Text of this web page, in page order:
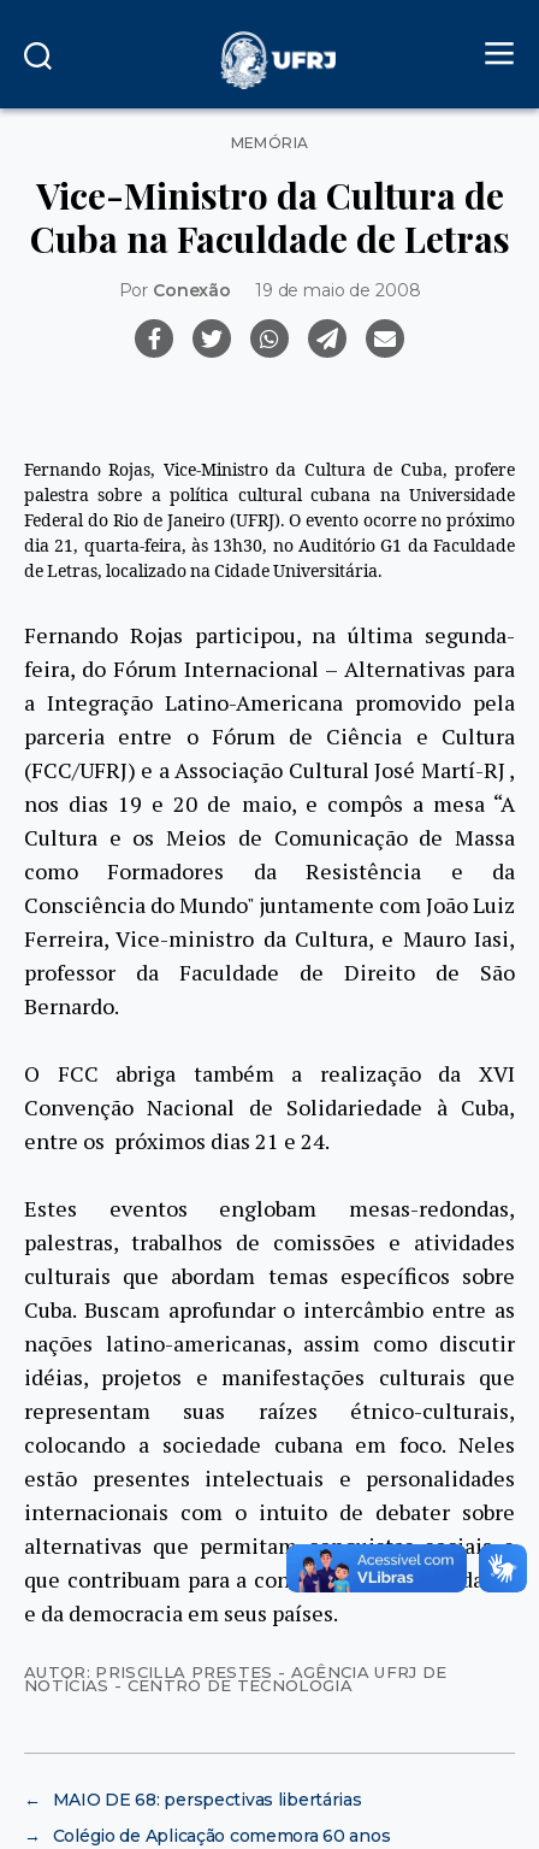
Categorias
MEMÓRIA
Vice-Ministro da Cultura de
Cuba na Faculdade de Letras
Por Conexão 19 de maio de 2008
Fernando Rojas, Vice-Ministro da Cultura de Cuba, profere
palestra sobre a política cultural cubana na Universidade
Federal do Rio de Janeiro (UFRJ). O evento ocorre no próximo
dia 21, quarta-feira, às 13h30, no Auditório G1 da Faculdade
de Letras, localizado na Cidade Universitária.
Fernando Rojas participou, na última segunda-
feira, do Fórum Internacional – Alternativas para
a Integração Latino-Americana promovido pela
parceria entre o Fórum de Ciência e Cultura
(FCC/UFRJ) e a Associação Cultural José Martí-RJ ,
nos dias 19 e 20 de maio, e compôs a mesa “A
Cultura e os Meios de Comunicação de Massa
como Formadores da Resistência e da
Consciência do Mundo" juntamente com João Luiz
Ferreira, Vice-ministro da Cultura, e Mauro Iasi,
professor da Faculdade de Direito de São
Bernardo.
O FCC abriga também a realização da XVI
Convenção Nacional de Solidariedade à Cuba,
entre os próximos dias 21 e 24.
Estes eventos englobam mesas-redondas,
palestras, trabalhos de comissões e atividades
culturais que abordam temas específicos sobre
Cuba. Buscam aprofundar o intercâmbio entre as
nações latino-americanas, assim como discutir
idéias, projetos e manifestações culturais que
representam suas raízes étnico-culturais,
colocando a sociedade cubana em foco. Neles
estão presentes intelectuais e personalidades
internacionais com o intuito de debater sobre
alternativas que permitam conquistas sociais e
que contribuam para a consolidação da cidadania
e da democracia em seus países.
AUTOR: PRISCILLA PRESTES - AGÊNCIA UFRJ DE
NOTÍCIAS - CENTRO DE TECNOLOGIA
←
MAIO DE 68: perspectivas libertárias
→
Colégio de Aplicação comemora 60 anos